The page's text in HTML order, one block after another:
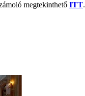
megtekinthető ITT.